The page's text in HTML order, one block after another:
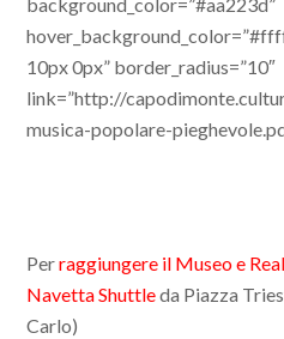
10px 0px” border_radius=”10″
link=”http://
musica-popolare-
Perraggiungere il Museo e
Navetta Shuttleda Piazza
Carlo)